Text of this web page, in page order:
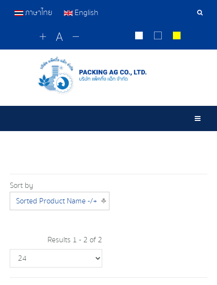
ภาษาไทย English
Sort by
Sorted Product Name -/+
Results 1 - 2 of 2